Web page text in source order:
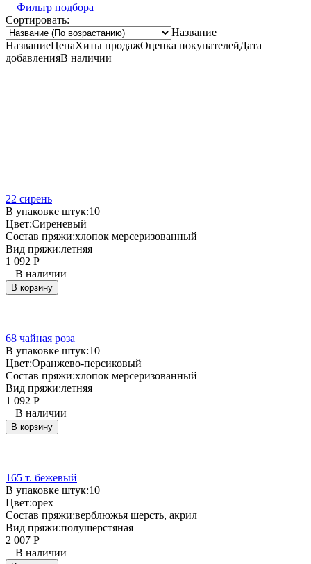
Фильтр подбора
Сортировать:
Название
НазваниеЦенаХиты продажОценка покупателейДата
добавленияВ наличии
22 сирень
В упаковке штук:10
Цвет:Сиреневый
Состав пряжи:хлопок мерсеризованный
Вид пряжи:летняя
1 092 Р
В наличии
В корзину
68 чайная роза
В упаковке штук:10
Цвет:Оранжево-персиковый
Состав пряжи:хлопок мерсеризованный
Вид пряжи:летняя
1 092 Р
В наличии
В корзину
165 т. бежевый
В упаковке штук:10
Цвет:орех
Состав пряжи:верблюжья шерсть, акрил
Вид пряжи:полушерстяная
2 007 Р
В наличии